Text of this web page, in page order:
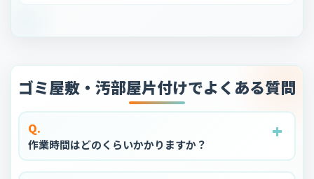
ゴミ屋敷・汚部屋片付けでよくある質問
Q.
作業時間はどのくらいかかりますか？
+
+
+
+
+